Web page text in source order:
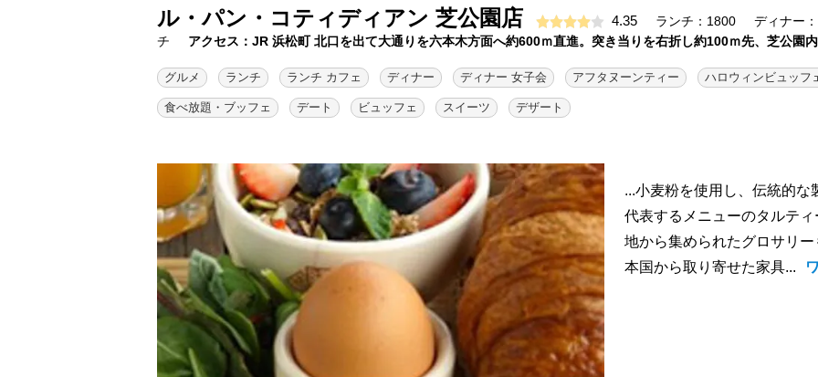
ル・パン・コティディアン 芝公園店 4.35 ランチ：1800
ディナー
チ
アクセス：JR 浜松町 北口を出て大通りを六本木方面へ約600ｍ直進。突き当りを右折し約100ｍ先、芝公園
グルメ ランチ ランチ カフェ ディナー ディナー 女子会 アフタヌーンティー ハロウィンビュッフ
食べ放題・ブッフェ デート ビュッフェ スイーツ デザート
...小麦粉を使用し、伝統的
代表するメニューのタルテ
地から集められたグロサリ
本国から取り寄せた家具...